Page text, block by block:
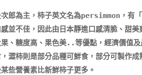
郎為主，柿子英文名為persimmon，有
並不佳，因此由日本靜進口感清脆、甜美
、糖度高、果色美..等優點，經濟價值
澀柿則是部分品種可鮮食，部分可製作成
些營養素比新鮮柿子更多。